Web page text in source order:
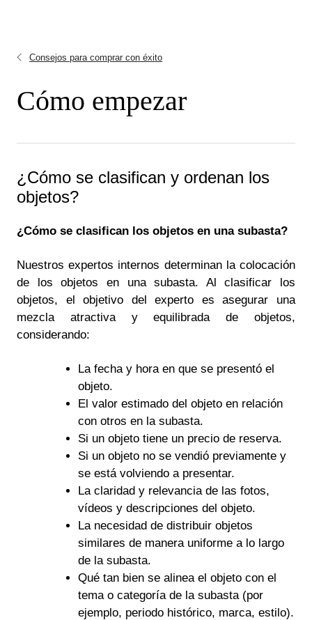
Consejos para comprar con éxito
Cómo empezar
¿Cómo se clasifican y ordenan los
objetos?
¿Cómo se clasifican los objetos en una subasta?
Nuestros expertos internos determinan la colocación
de los objetos en una subasta. Al clasificar los
objetos, el objetivo del experto es asegurar una
mezcla atractiva y equilibrada de objetos,
considerando:
La fecha y hora en que se presentó el
objeto.
El valor estimado del objeto en relación
con otros en la subasta.
Si un objeto tiene un precio de reserva.
Si un objeto no se vendió previamente y
se está volviendo a presentar.
La claridad y relevancia de las fotos,
vídeos y descripciones del objeto.
La necesidad de distribuir objetos
similares de manera uniforme a lo largo
de la subasta.
Qué tan bien se alinea el objeto con el
tema o categoría de la subasta (por
ejemplo, periodo histórico, marca, estilo).